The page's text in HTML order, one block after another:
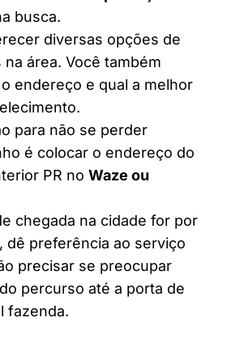
busca.
diversas opções de
área. Você também
endereço e qual a melhor
para não se perder
é colocar o endereço do
PR no Waze ou
chegada na cidade for por
dê preferência ao serviço
precisar se preocupar
percurso até a porta de
fazenda.